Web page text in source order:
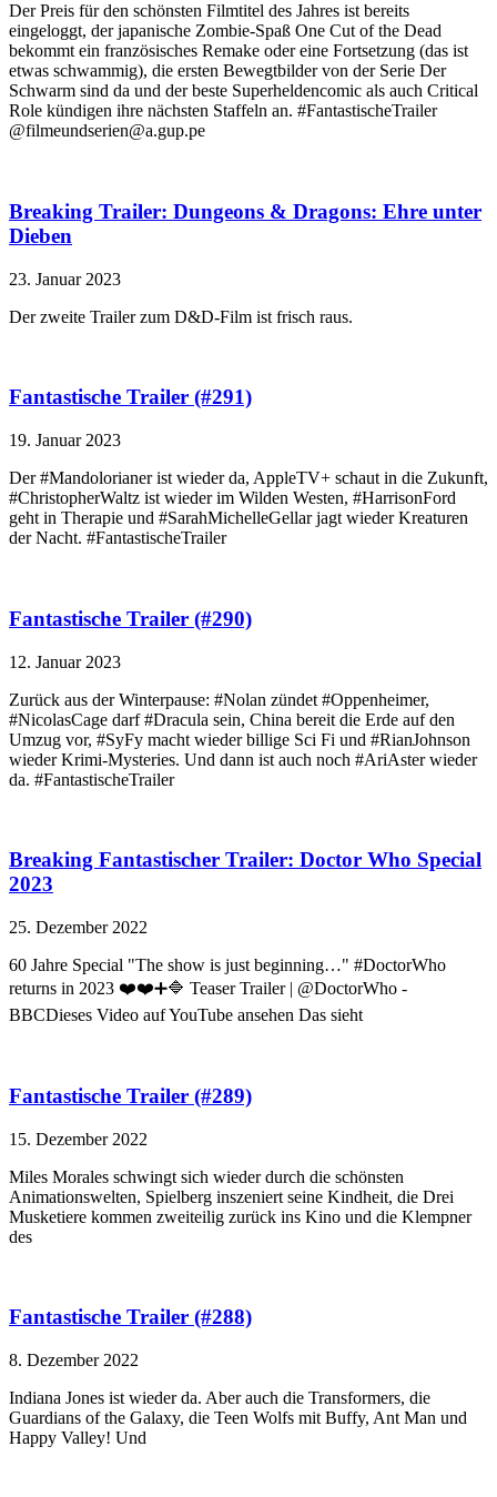
Der Preis für den schönsten Filmtitel des Jahres ist bereits
eingeloggt, der japanische Zombie-Spaß One Cut of the Dead
bekommt ein französisches Remake oder eine Fortsetzung (das ist
etwas schwammig), die ersten Bewegtbilder von der Serie Der
Schwarm sind da und der beste Superheldencomic als auch Critical
Role kündigen ihre nächsten Staffeln an. #FantastischeTrailer
@filmeundserien@a.gup.pe
Breaking Trailer: Dungeons & Dragons: Ehre unter
Dieben
23. Januar 2023
Der zweite Trailer zum D&D-Film ist frisch raus.
Fantastische Trailer (#291)
19. Januar 2023
Der #Mandolorian​er ist wieder da, AppleTV+ schaut in die Zukunft,
#ChristopherWaltz ist wieder im Wilden Westen, #HarrisonFord
geht in Therapie und #SarahMichelleGellar jagt wieder Kreaturen
der Nacht. #FantastischeTrailer
Fantastische Trailer (#290)
12. Januar 2023
Zurück aus der Winterpause: #Nolan zündet #Oppenheimer,
#NicolasCage darf #Dracula sein, China bereit die Erde auf den
Umzug vor, #SyFy macht wieder billige Sci Fi und #RianJohnson
wieder Krimi-Mysteries. Und dann ist auch noch #AriAster wieder
da. #FantastischeTrailer
Breaking Fantastischer Trailer: Doctor Who Special
2023
25. Dezember 2022
60 Jahre Special "The show is just beginning…" #DoctorWho
returns in 2023 ❤️❤️➕🔷 Teaser Trailer | @DoctorWho -
BBCDieses Video auf YouTube ansehen Das sieht
Fantastische Trailer (#289)
15. Dezember 2022
Miles Morales schwingt sich wieder durch die schönsten
Animationswelten, Spielberg inszeniert seine Kindheit, die Drei
Musketiere kommen zweiteilig zurück ins Kino und die Klempner
des
Fantastische Trailer (#288)
8. Dezember 2022
Indiana Jones ist wieder da. Aber auch die Transformers, die
Guardians of the Galaxy, die Teen Wolfs mit Buffy, Ant Man und
Happy Valley! Und